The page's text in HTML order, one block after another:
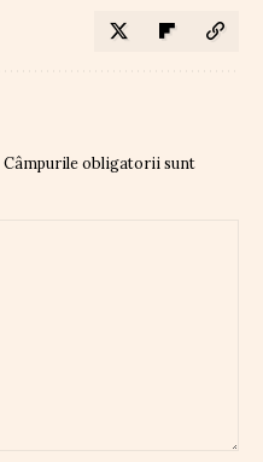
Câmpurile obligatorii sunt